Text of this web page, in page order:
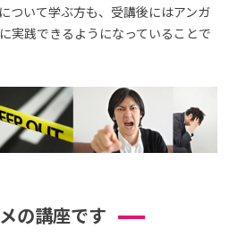
ついて学ぶ方も、受講後にはアンガ
実践できるようになっていることで
の講座です